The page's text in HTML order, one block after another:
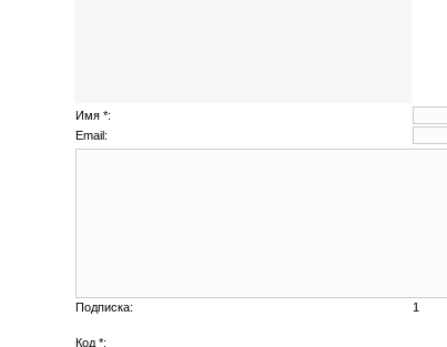
Имя *:
Email:
Подписка: 1
Код *: